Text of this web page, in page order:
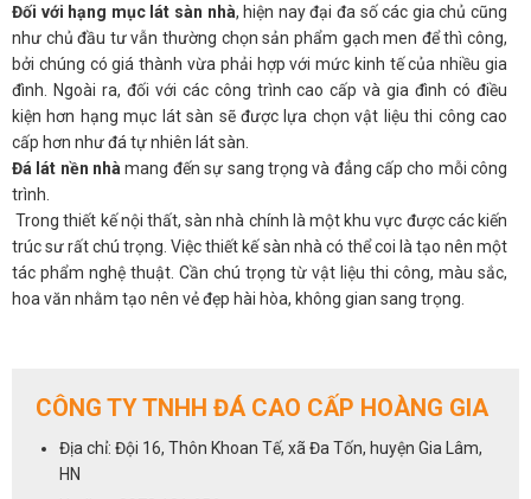
Đối với hạng mục lát sàn nhà, hiện nay đại đa số các gia chủ cũng
như chủ đầu tư vẫn thường chọn sản phẩm gạch men để thì công,
bởi chúng có giá thành vừa phải hợp với mức kinh tế của nhiều gia
đình. Ngoài ra, đối với các công trình cao cấp và gia đình có điều
kiện hơn hạng mục lát sàn sẽ được lựa chọn vật liệu thi công cao
cấp hơn như đá tự nhiên lát sàn.
Đá lát nền nhà mang đến sự sang trọng và đẳng cấp cho mỗi công
trình.
Trong thiết kế nội thất, sàn nhà chính là một khu vực được các kiến
trúc sư rất chú trọng. Việc thiết kế sàn nhà có thể coi là tạo nên một
tác phẩm nghệ thuật. Cần chú trọng từ vật liệu thi công, màu sắc,
hoa văn nhằm tạo nên vẻ đẹp hài hòa, không gian sang trọng.
khu vực sàn nhà sẽ góp phần không nhỏ mang lại sự sang trọng,
Bạn có thể chọnđá marblehoặc đá granite lát nền nhà, tuy nhiên
đá granite bị hạn chế về màu sắc. Dòng đá này thường có tone
CÔNG TY TNHH ĐÁ CAO CẤP HOÀNG GIA
Địa chỉ: Đội 16, Thôn Khoan Tế, xã Đa Tốn, huyện Gia Lâm,
HN